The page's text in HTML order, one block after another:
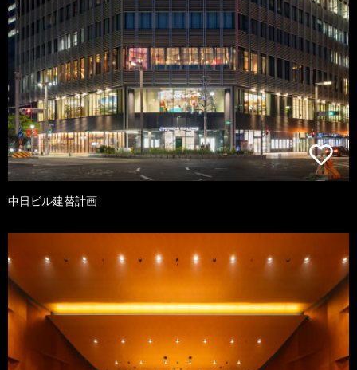
中日ビル建替計画